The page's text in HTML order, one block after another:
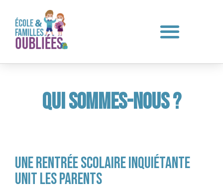
Qui sommes-nous ?
Une rentrée scolaire inquiétante
unit les parents